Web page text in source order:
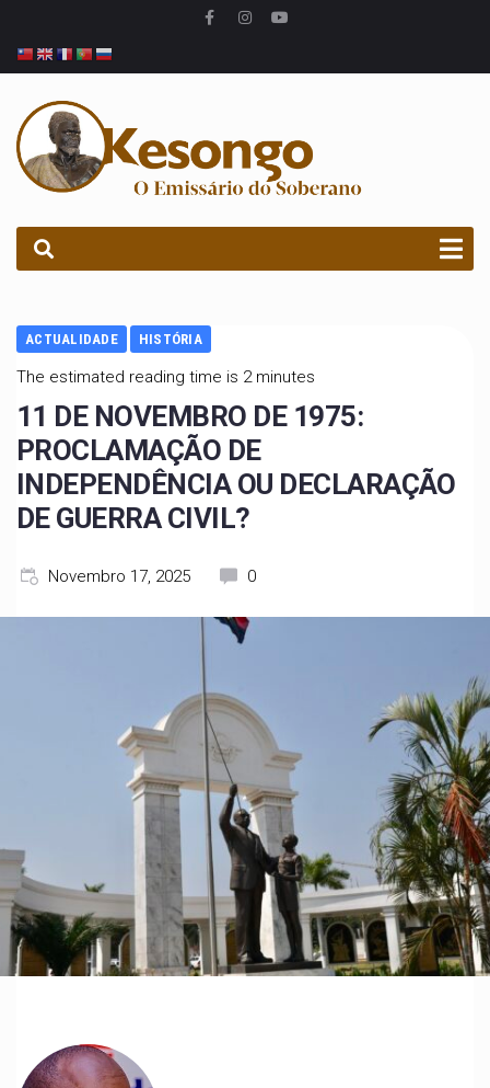
ACTUALIDADE HISTÓRIA
The estimated reading time is 2 minutes
11 DE NOVEMBRO DE 1975:
PROCLAMAÇÃO DE
INDEPENDÊNCIA OU DECLARAÇÃO
DE GUERRA CIVIL?
Novembro 17, 2025 0
PROCURAR